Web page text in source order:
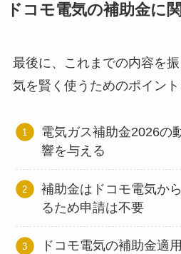
ドコモ電気の補助金に
最後に、これまでの内容を
気を賢く使うためのポイント
電気ガス補助金2026の
響を与える
補助金はドコモ電気か
るため申請は不要
ドコモ電気の補助金適